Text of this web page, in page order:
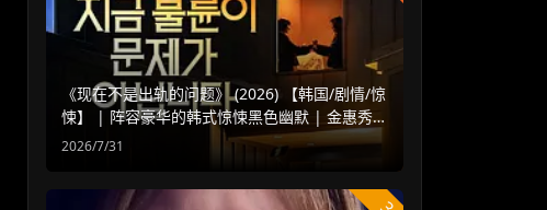
《现在不是出轨的问题》 (2026) 【韩国/剧情/惊
悚】 | 阵容豪华的韩式惊悚黑色幽默 | 金惠秀 x
赵汝贞强强联手
2026/7/31